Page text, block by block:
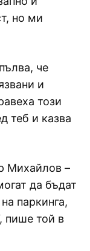
но ми
че
и
този
теб и казва
Михайлов –
да бъдат
паркинга,
пише той в